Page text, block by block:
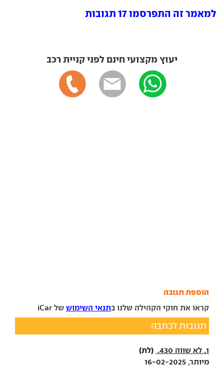
למאמר זה התפרסמו 17 תגובות
יעוץ מקצועי חינם לפני קניית רכב
הוספת תגובה
קראו את חוקי הקהילה שלנו בתנאי השימוש של iCar
תגובות לכתבה
1. לא שווה 430. (לת)
מיותר, 16-02-2025